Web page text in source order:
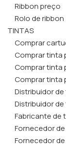
Ribbon preço
Rolo de ribbon
TINTAS
Comprar
Comprar tinta
Comprar tinta
Comprar tinta
Distribuidor
Distribuidor
Fabricante de
Fornecedor
Fornecedor